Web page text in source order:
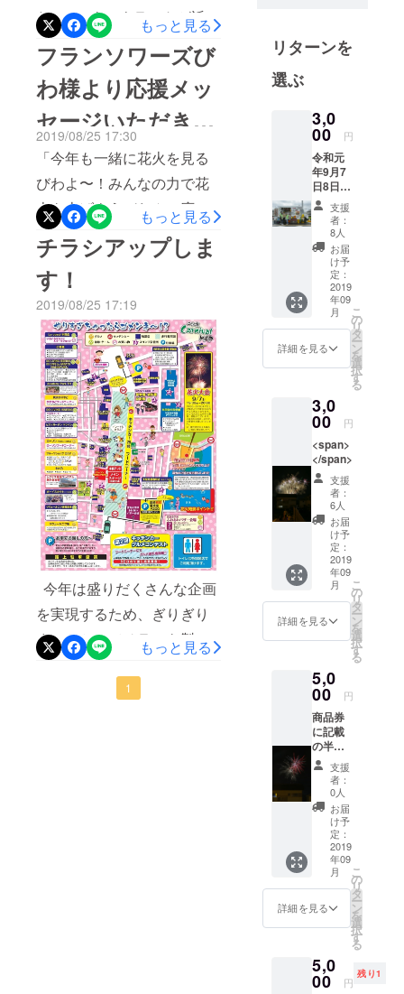
た！ いよいよラストが近づ
いてきてしまいました。 現
在の花火に投入できるクラ
ウドファンディングと募金
で集めた金額は20万弱と
なっております。あとひと
踏ん張りで目標の例年並み
に届くかな？って状況に
なってきました。ご支援い
ただいた皆様ありがとうご
ざいます。もしまだ迷って
いる方が見えるようでした
らぜひご支援をいただけま
すようよろしくお願いいた
します！
もっと見る
フランソワーズび
わ様より応援メッ
セージいただきま
した
2019/08/25 17:30
「今年も一緒に花火を見る
びわよ〜！みんなの力で花
火を上げようびわん！応
援、ご支援よろしくびわ
ん！」 最初から二ツ坂カー
ニバルに参加いただいてい
るびわちゃんより、応援
メッセージいただきまし
た！ありがとうございま
す。ぎりぎりまで頑張りま
すので引き続き応援よろし
くお願いします
もっと見る
チラシアップしま
す！
2019/08/25 17:19
今年は盛りだくさんな企画
を実現するため、ぎりぎり
までかかってチラシを製作
していました。例年に比べ
お化け屋敷や子どもたちが
もっと見る
1
会社を営む
さらにこの
良い街にな
ることを目
指して、商
店街が主と
なり二ツ坂
カーニバル
を始めまし
た。第8回を
迎え、より
一層地域の
方をはじめ
とするみな
けるよう頑
張っていま
リターンを
選ぶ
3,0
00 円
令和元
年9月7
日8日の
第8回二
ツ坂
カーニ
バルに
出店の
キッチ
ンカー
26台で
使用可
能な商
品券で
す。オ
リジナ
あふれ
る美味
しい
フード
をお楽
しみい
ただけ
ます。
支援
者：
8人
お届
け予
定：
2019
年09
月
詳細を見る
こ
の
リ
タ
ー
ン
を
選
択
す
る
3,0
00 円
<span>
</span>
支援
者：
6人
お届
け予
定：
2019
年09
月
詳細を見る
こ
の
リ
タ
ー
ン
を
選
択
す
る
5,0
00 円
商品券
に記載
の半田
図書館
前通り
商店街
加盟店
舗にて
お使い
いただ
けま
す。
（ロー
ソンの
ぞく）
支援
者：
0人
お届
け予
定：
2019
年09
月
詳細を見る
こ
の
リ
タ
ー
ン
を
選
択
す
る
5,0
00 円
残り1